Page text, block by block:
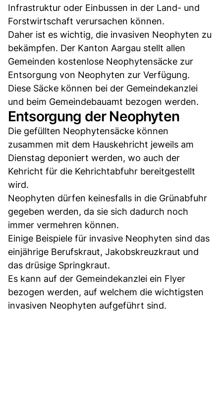
Infrastruktur oder Einbussen in der Land- und
Forstwirtschaft verursachen können.
Daher ist es wichtig, die invasiven Neophyten zu
bekämpfen. Der Kanton Aargau stellt allen
Gemeinden kostenlose Neophytensäcke zur
Entsorgung von Neophyten zur Verfügung.
Diese Säcke können bei der Gemeindekanzlei
und beim Gemeindebauamt bezogen werden.
Entsorgung der Neophyten
Die gefüllten Neophytensäcke können
zusammen mit dem Hauskehricht jeweils am
Dienstag deponiert werden, wo auch der
Kehricht für die Kehrichtabfuhr bereitgestellt
wird.
Neophyten dürfen keinesfalls in die Grünabfuhr
gegeben werden, da sie sich dadurch noch
immer vermehren können.
Einige Beispiele für invasive Neophyten sind das
einjährige Berufskraut, Jakobskreuzkraut und
das drüsige Springkraut.
Es kann auf der Gemeindekanzlei ein Flyer
bezogen werden, auf welchem die wichtigsten
invasiven Neophyten aufgeführt sind.